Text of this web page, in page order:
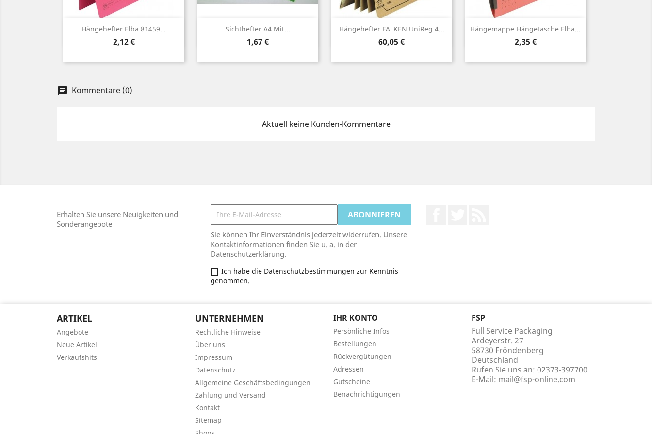
Hängehefter Elba 81459...
Preis
2,12 €
Vorschau Sichthefter A4 Mit...
Preis
1,67 €
Vorschau Hängehefter FALKEN UniReg 4...
Preis
60,05 €
Vorschau Hängemappe Hängetasche Elba...
Preis
2,35 €
Vorschau
chat Kommentare (0)
Aktuell keine Kunden-Kommentare
Erhalten Sie unsere Neuigkeiten und
Sonderangebote
Sie können Ihr Einverständnis jederzeit widerrufen. Unsere
Kontaktinformationen finden Sie u. a. in der
Datenschutzerklärung.
Ich habe die Datenschutzbestimmungen zur Kenntnis
genommen.
ARTIKEL
Angebote
Neue Artikel
Verkaufshits
UNTERNEHMEN
Rechtliche Hinweise
Über uns
Impressum
Datenschutz
Allgemeine Geschäftsbedingungen
Zahlung und Versand
Kontakt
Sitemap
IHR KONTO
Persönliche Infos
Bestellungen
Rückvergütungen
Adressen
Gutscheine
Benachrichtigungen
FSP
Full Service Packaging
Ardeyerstr. 27
58730 Fröndenberg
Deutschland
Rufen Sie uns an: 02373-397700
E-Mail: mail@fsp-online.com